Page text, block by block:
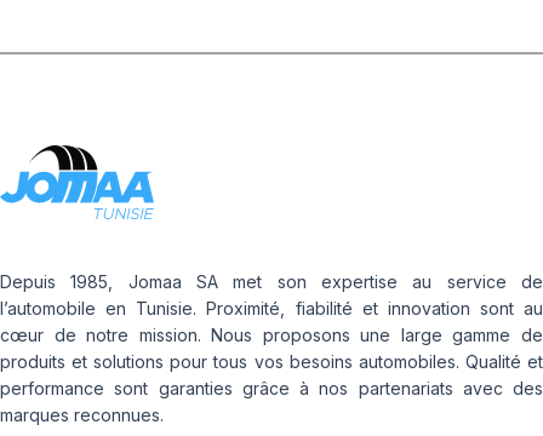
Depuis 1985, Jomaa SA met son expertise au service de
l’automobile en Tunisie. Proximité, fiabilité et innovation sont au
cœur de notre mission. Nous proposons une large gamme de
produits et solutions pour tous vos besoins automobiles. Qualité et
performance sont garanties grâce à nos partenariats avec des
marques reconnues.